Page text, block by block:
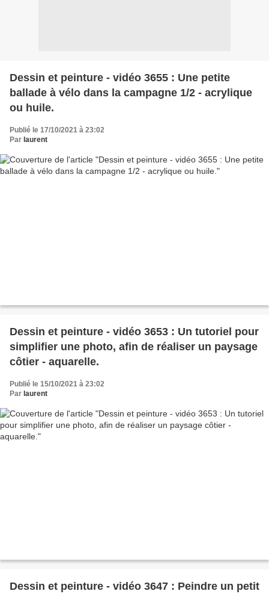
Dessin et peinture - vidéo 3655 : Une petite
ballade à vélo dans la campagne 1/2 - acrylique
ou huile.
Publié le 17/10/2021 à 23:02
Par laurent
Dessin et peinture - vidéo 3653 : Un tutoriel pour
simplifier une photo, afin de réaliser un paysage
côtier - aquarelle.
Publié le 15/10/2021 à 23:02
Par laurent
Dessin et peinture - vidéo 3647 : Peindre un petit